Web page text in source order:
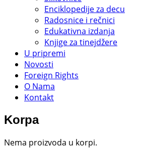
Enciklopedije za decu
Radosnice i rečnici
Edukativna izdanja
Knjige za tinejdžere
U pripremi
Novosti
Foreign Rights
O Nama
Kontakt
Korpa
Nema proizvoda u korpi.